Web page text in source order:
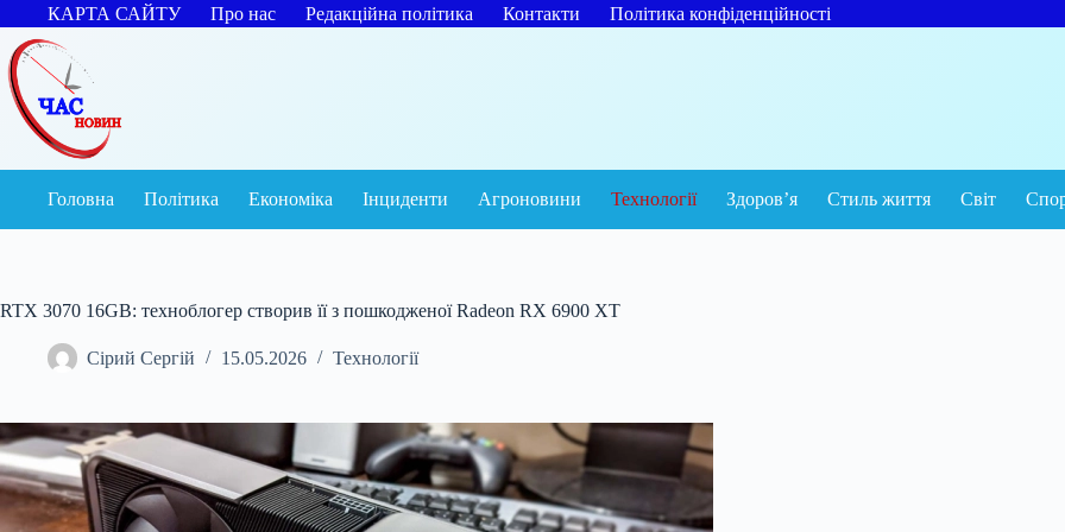
Перейти
до
вмісту
КАРТА САЙТУ Про нас Редакційна політика Контакти Політика конфіденційності
Головна Політика Економіка Інциденти Агроновини Технології Здоров’я Стиль життя Світ
RTX 3070 16GB: техноблогер створив її з пошкодженої Radeon RX 6900 XT
Сірий Сергій 15.05.2026 Технології